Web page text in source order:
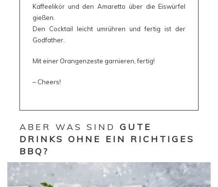
Kaffeelikör und den Amaretto über die Eiswürfel
gießen.
Den Cocktail leicht umrühren und fertig ist der
Godfather.
Mit einer Orangenzeste garnieren, fertig!
– Cheers!
ABER WAS SIND GUTE
DRINKS OHNE EIN RICHTIGES
BBQ?